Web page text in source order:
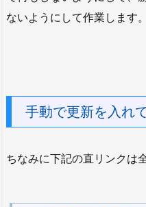
ないようにして作業します。
手動で更新を入れ
ちなみに下記の直リンクは